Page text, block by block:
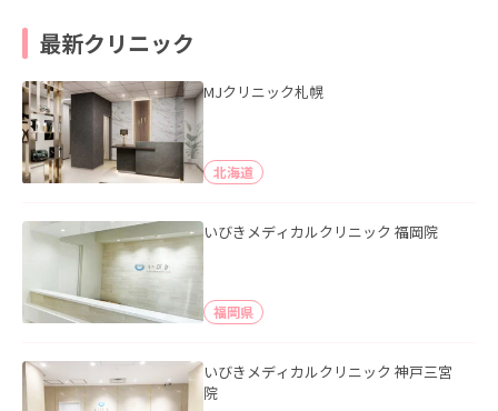
最新クリニック
MJクリニック札幌
北海道
いびきメディカルクリニック 福岡院
福岡県
いびきメディカルクリニック 神戸三宮
院